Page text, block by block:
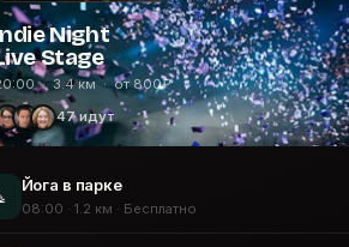
Night
Stage
· 3.4 км · от 800₽
47 идут
Йога в парке
08:00 · 1.2 км · Бесплатно